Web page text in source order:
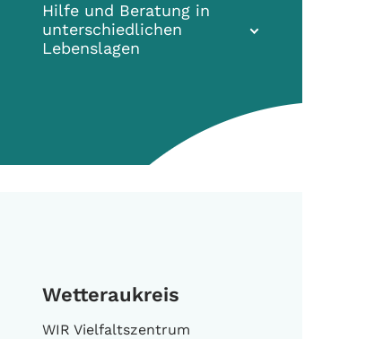
Hilfe und Beratung in
unterschiedlichen
Lebenslagen
Wetteraukreis
WIR Vielfaltszentrum